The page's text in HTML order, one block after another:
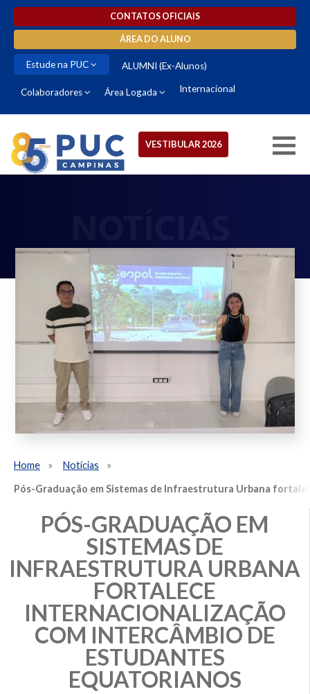
CONTATOS OFICIAIS
ÁREA DO ALUNO
Estude na PUC ALUMNI (Ex-Alunos)
Colaboradores Área Logada Internacional
VESTIBULAR 2026
Home
Notícias
Pós-Graduação em Sistemas de Infraestrutura Urbana
PÓS-GRADUAÇÃO EM
SISTEMAS DE
INFRAESTRUTURA URBANA
FORTALECE
INTERNACIONALIZAÇÃO
COM INTERCÂMBIO DE
ESTUDANTES
EQUATORIANOS